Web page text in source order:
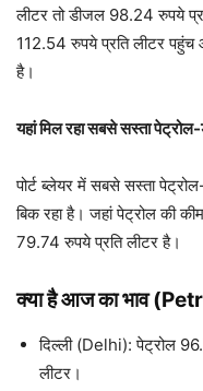
लीटर तो डीजल 98.24 रुपये
112.54 रुपये प्रति लीटर
है।
यहां मिल रहा सबसे सस्ता
पोर्ट ब्लेयर में सबसे सस्ता
बिक रहा है। जहां पेट्रोल की
79.74 रुपये प्रति लीटर है।
क्या है आज का भाव
दिल्ली (Delhi): पेट्रोल
लीटर।